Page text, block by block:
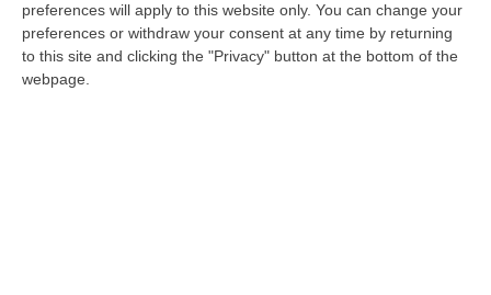
preferences will apply to this website only. You can change your
preferences or withdraw your consent at any time by returning
to this site and clicking the "Privacy" button at the bottom of the
webpage.
“CATANZARO La razionalizzazione della spesa sanitaria passa dalla
centralizzazione degli acquisti. È una delle direttrici individuate dalla…
09 Agosto, 14:37